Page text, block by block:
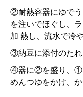
②耐熱容器にゆでう
を注いでほぐし、
加 熱し、流水で冷
③納豆に添付のたれ
④器に②を盛り、①
めんつゆをかけ、